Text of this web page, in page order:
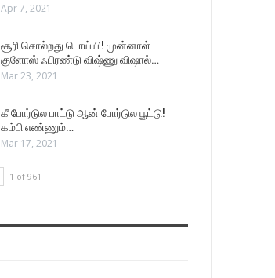
Apr 7, 2021
சூரி சொல்றது பொய்யி! முன்னாள்
குளோஸ் ஃபிரண்டு விஷ்ணு விஷால்…
Mar 23, 2021
கீ போர்டுல பாட்டு ஆன் போர்டுல பூட்டு!
கம்பி எண்ணும்…
Mar 17, 2021
1 of 961